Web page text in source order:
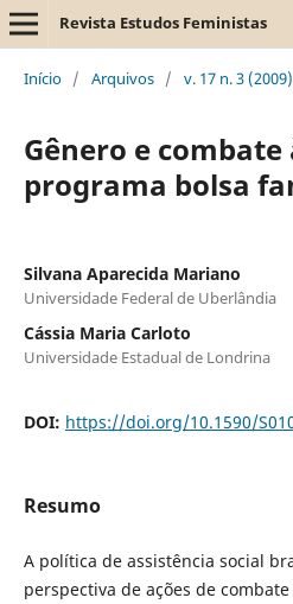
Revista Estudos Feministas
Início / Arquivos / v. 17 n. 3 (2009)
Gênero e combate
programa bolsa
Silvana Aparecida Mariano
Universidade Federal de Uberlândia
Cássia Maria Carloto
Universidade Estadual de Londrina
DOI: https://doi.org/10.1590/
Resumo
A política de assistência social
perspectiva de ações de